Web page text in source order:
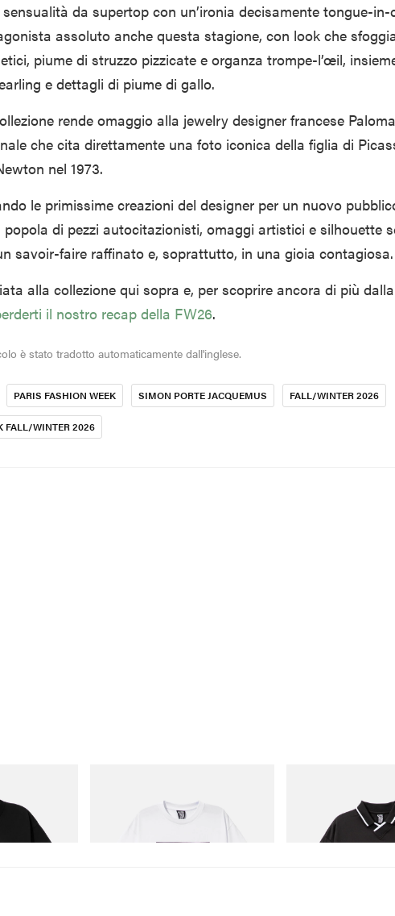
da supertop con un’ironia decisamente tongue-in-
assoluto anche questa stagione, con look che
piume di struzzo pizzicate e organza trompe-l’œil,
e dettagli di piume di gallo.
rende omaggio alla jewelry designer francese
che cita direttamente una foto iconica della figlia di
nel 1973.
le primissime creazioni del designer per un nuovo
popola di pezzi autocitazionisti, omaggi artistici e silhouette
savoir-faire raffinato e, soprattutto, in una gioia contagiosa.
alla collezione qui sopra e, per scoprire ancora di più
il nostro recap della FW26.
è stato tradotto automaticamente dall'inglese.
PARIS FASHION WEEK SIMON PORTE JACQUEMUS FALL/WINTER 2026
FALL/WINTER 2026
D Cotton T-
Billionaire Boys Club X Initial D Cotton T-
Billionaire Boys Club X
Acquista ora